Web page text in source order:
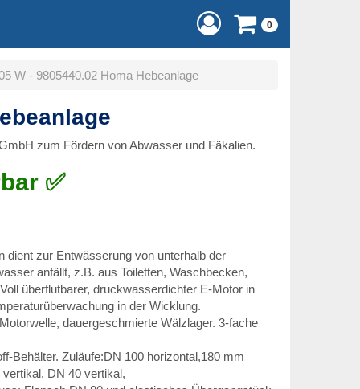
0
W - 9805440.02 Homa Hebeanlage
zum Fördern von Abwasser und Fäkalien.
✅
dient zur Entwässerung von unterhalb der
anfällt, z.B. aus Toiletten, Waschbecken,
überflutbarer, druckwasserdichter E-Motor in
in der Wicklung.
dauergeschmierte Wälzlager. 3-fache
Behälter. Zuläufe:DN 100 horizontal,180 mm
DN 40 vertikal,